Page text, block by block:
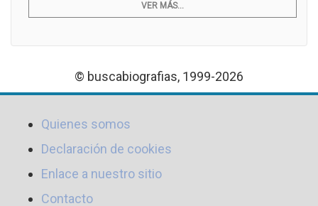
VER MÁS...
© buscabiografias, 1999-2026
Quienes somos
Declaración de cookies
Enlace a nuestro sitio
Contacto